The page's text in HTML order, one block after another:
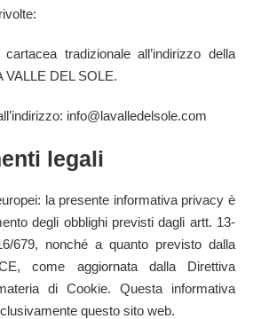
tradizionale all’indirizzo della
DEL SOLE.
info@lavalledelsole.com
legali
la presente informativa privacy è
degli obblighi previsti dagli artt. 13-
679, nonché a quanto previsto dalla
come aggiornata dalla Direttiva
di Cookie. Questa informativa
questo sito web.